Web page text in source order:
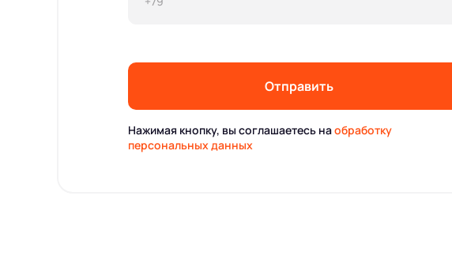
Отправить
Нажимая кнопку, вы соглашаетесь наобработку
персональных данных